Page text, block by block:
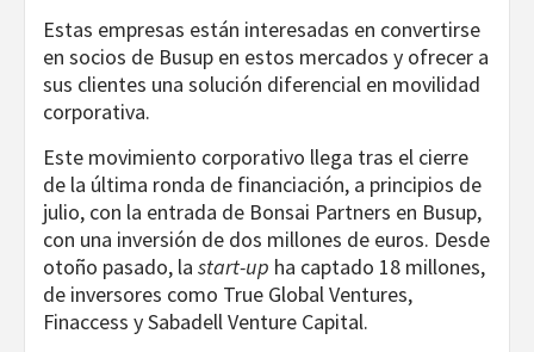
Estas empresas están interesadas en convertirse
en socios de Busup en estos mercados y ofrecer a
sus clientes una solución diferencial en movilidad
corporativa.
Este movimiento corporativo llega tras el cierre
de la última ronda de financiación, a principios de
julio, con la entrada de Bonsai Partners en Busup,
con una inversión de dos millones de euros. Desde
otoño pasado, la start-up ha captado 18 millones,
de inversores como True Global Ventures,
Finaccess y Sabadell Venture Capital.